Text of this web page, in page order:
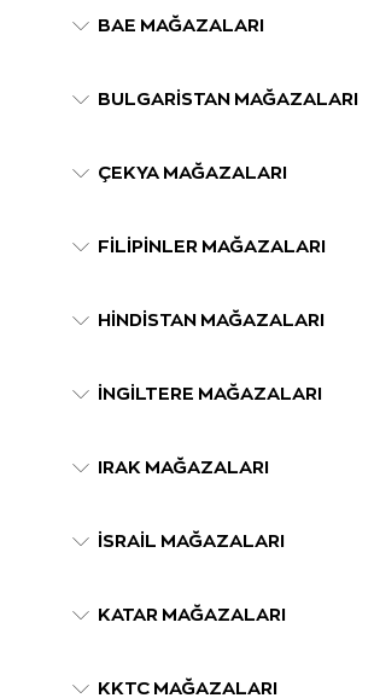
BAE MAĞAZALARI
BULGARİSTAN MAĞAZALARI
ÇEKYA MAĞAZALARI
FİLİPİNLER MAĞAZALARI
HİNDİSTAN MAĞAZALARI
İNGİLTERE MAĞAZALARI
IRAK MAĞAZALARI
İSRAİL MAĞAZALARI
KATAR MAĞAZALARI
KKTC MAĞAZALARI